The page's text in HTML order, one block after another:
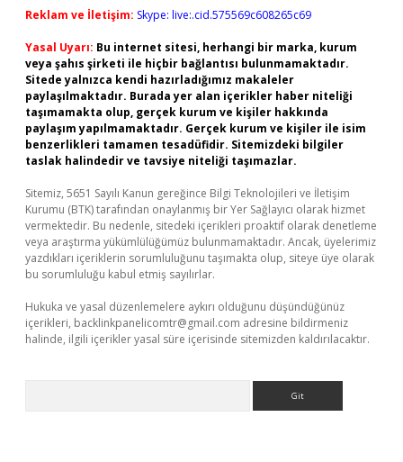
Reklam ve İletişim: Skype: live:.cid.575569c608265c69
Yasal Uyarı: Bu internet sitesi, herhangi bir marka, kurum
veya şahıs şirketi ile hiçbir bağlantısı bulunmamaktadır.
Sitede yalnızca kendi hazırladığımız makaleler
paylaşılmaktadır. Burada yer alan içerikler haber niteliği
taşımamakta olup, gerçek kurum ve kişiler hakkında
paylaşım yapılmamaktadır. Gerçek kurum ve kişiler ile isim
benzerlikleri tamamen tesadüfidir. Sitemizdeki bilgiler
taslak halindedir ve tavsiye niteliği taşımazlar.
Sitemiz, 5651 Sayılı Kanun gereğince Bilgi Teknolojileri ve İletişim
Kurumu (BTK) tarafından onaylanmış bir Yer Sağlayıcı olarak hizmet
vermektedir. Bu nedenle, sitedeki içerikleri proaktif olarak denetleme
veya araştırma yükümlülüğümüz bulunmamaktadır. Ancak, üyelerimiz
yazdıkları içeriklerin sorumluluğunu taşımakta olup, siteye üye olarak
bu sorumluluğu kabul etmiş sayılırlar.
Hukuka ve yasal düzenlemelere aykırı olduğunu düşündüğünüz
içerikleri, backlinkpanelicomtr@gmail.com adresine bildirmeniz
halinde, ilgili içerikler yasal süre içerisinde sitemizden kaldırılacaktır.